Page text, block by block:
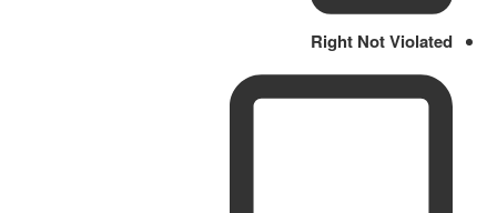
Right Not Violated